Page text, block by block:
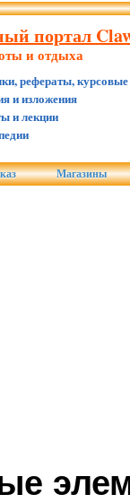
портал
и отдыха
рефераты, курсовые
и изложения
и лекции
Магазины